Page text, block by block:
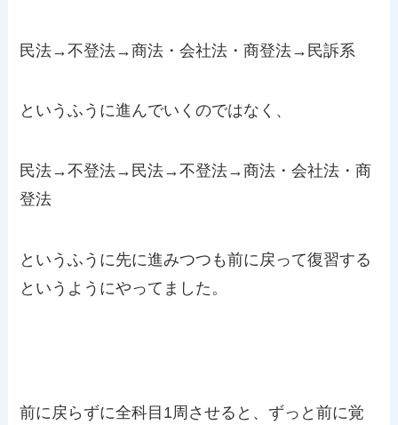
民法→不登法→商法・会社法・商登法→民訴系
というふうに進んでいくのではなく、
民法→不登法→民法→不登法→商法・会社法・商
登法
というふうに先に進みつつも前に戻って復習する
というようにやってました。
前に戻らずに全科目1周させると、ずっと前に覚